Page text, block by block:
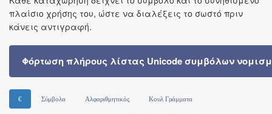
πλαίσιο χρήσης του, ώστε να διαλέξεις το σωστό πριν
κάνεις αντιγραφή.
Φόρτωση πλήρους λίστας Unicode συμβόλων
€ Σύμβολα Αλφαριθμητικός Κουλ Γράμματα